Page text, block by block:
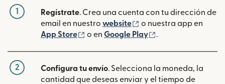
1 Regístrate. Crea una cuenta con tu dirección de
email en nuestro website (se abre en una
o nuestra app en
App Store
(se abre en una ventana nueva)
o en Google Play .
2 Configura tu envío. Selecciona la moneda, la
cantidad que deseas enviar y el tiempo de